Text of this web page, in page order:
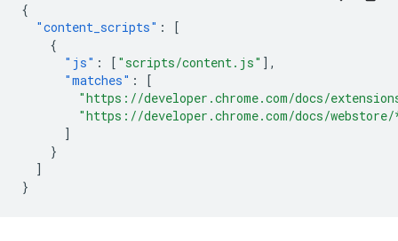
{
"content_scripts" :
[
{
"js" : [ "scripts/content.js" ],
"matches" :
[
"https://developer.chrome.com/docs/
"https://developer.chrome.com/docs/
]
}
]
}